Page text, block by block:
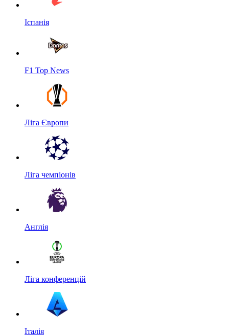
Іспанія
F1 Top News
Ліга Європи
Ліга чемпіонів
Англія
Ліга конференцій
Італія